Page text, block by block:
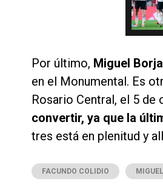
Por último, Miguel Borja
en el Monumental. Es
Rosario Central, el 5 de
convertir, ya que la
tres está en plenitud y
FACUNDO COLIDIO